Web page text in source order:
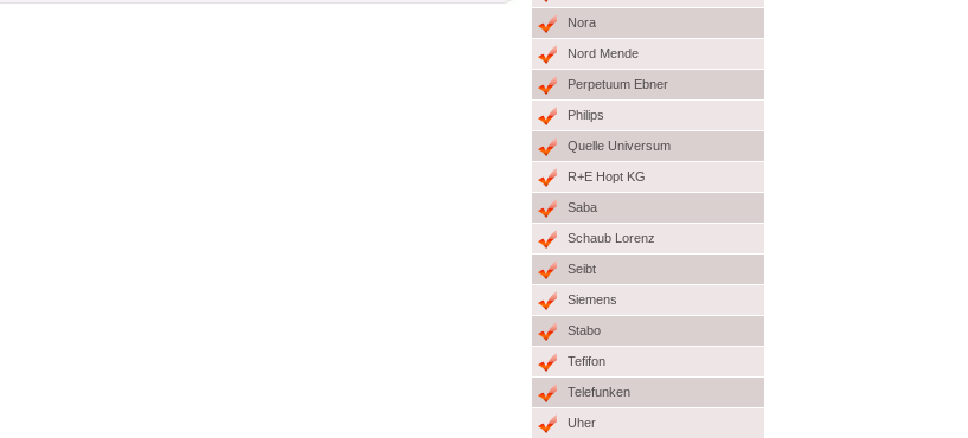
Nora
Nord Mende
Perpetuum Ebner
Philips
Quelle Universum
R+E Hopt KG
Saba
Schaub Lorenz
Seibt
Siemens
Stabo
Tefifon
Telefunken
Uher